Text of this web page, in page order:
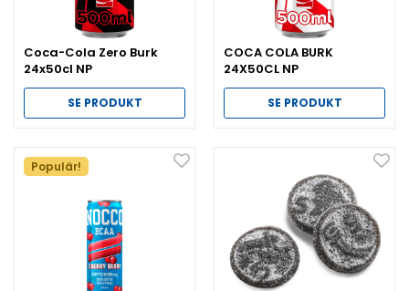
Coca-Cola Zero Burk
24x50cl NP
SE PRODUKT
COCA COLA BURK
24X50CL NP
SE PRODUKT
Populär!